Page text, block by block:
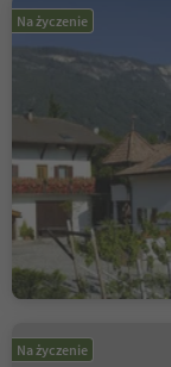
Na życzenie
Na życzenie